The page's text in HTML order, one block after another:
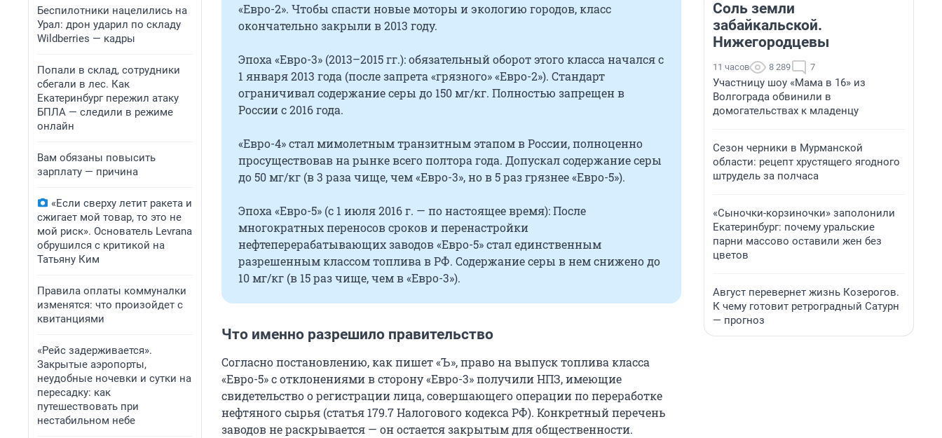
Беспилотники нацелились на
Урал: дрон ударил по складу
Wildberries — кадры
Попали в склад, сотрудники
сбегали в лес. Как
Екатеринбург пережил атаку
БПЛА — следили в режиме
онлайн
Вам обязаны повысить
зарплату — причина
«Если сверху летит ракета и
сжигает мой товар, то это не
мой риск». Основатель Levrana
обрушился с критикой на
Татьяну Ким
Правила оплаты коммуналки
изменятся: что произойдет с
квитанциями
«Рейс задерживается».
Закрытые аэропорты,
неудобные ночевки и сутки на
пересадку: как
путешествовать при
нестабильном небе
«Евро-2». Чтобы спасти новые моторы и экологию городов, класс
окончательно закрыли в 2013 году.
Эпоха «Евро-3» (2013–2015 гг.): обязательный оборот этого класса начался с
1 января 2013 года (после запрета «грязного» «Евро-2»). Стандарт
ограничивал содержание серы до 150 мг/кг. Полностью запрещен в
России с 2016 года.
«Евро-4» стал мимолетным транзитным этапом в России, полноценно
просуществовав на рынке всего полтора года. Допускал содержание серы
до 50 мг/кг (в 3 раза чище, чем «Евро-3», но в 5 раз грязнее «Евро-5»).
Эпоха «Евро-5» (с 1 июля 2016 г. — по настоящее время): После
многократных переносов сроков и перенастройки
нефтеперерабатывающих заводов «Евро-5» стал единственным
разрешенным классом топлива в РФ. Содержание серы в нем снижено до
10 мг/кг (в 15 раз чище, чем в «Евро-3»).
Что именно разрешило правительство
Согласно постановлению, как пишет «Ъ», право на выпуск топлива класса
«Евро-5» с отклонениями в сторону «Евро-3» получили НПЗ, имеющие
свидетельство о регистрации лица, совершающего операции по переработке
нефтяного сырья (статья 179.7 Налогового кодекса РФ). Конкретный перечень
заводов не раскрывается — он остается закрытым для общественности.
Соль земли
забайкальской.
Нижегородцевы
11 часов 8 289 7
Участницу шоу «Мама в 16» из
Волгограда обвинили в
домогательствах к младенцу
Сезон черники в Мурманской
области: рецепт хрустящего ягодного
штрудель за полчаса
«Сыночки-корзиночки» заполонили
Екатеринбург: почему уральские
парни массово оставили жен без
цветов
Август перевернет жизнь Козерогов.
К чему готовит ретроградный Сатурн
— прогноз